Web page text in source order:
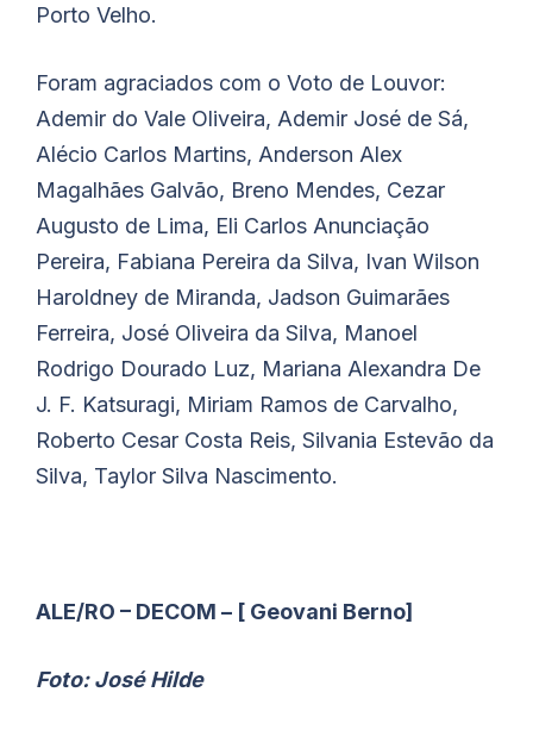
Porto Velho.
Foram agraciados com o Voto de Louvor:
Ademir do Vale Oliveira, Ademir José de Sá,
Alécio Carlos Martins, Anderson Alex
Magalhães Galvão, Breno Mendes, Cezar
Augusto de Lima, Eli Carlos Anunciação
Pereira, Fabiana Pereira da Silva, Ivan Wilson
Haroldney de Miranda, Jadson Guimarães
Ferreira, José Oliveira da Silva, Manoel
Rodrigo Dourado Luz, Mariana Alexandra De
J. F. Katsuragi, Miriam Ramos de Carvalho,
Roberto Cesar Costa Reis, Silvania Estevão da
Silva, Taylor Silva Nascimento.
ALE/RO – DECOM – [ Geovani Berno]
Foto: José Hilde